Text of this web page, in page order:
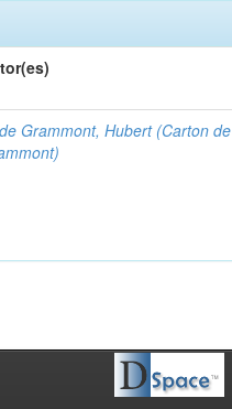
Grammont, Hubert (Carton de